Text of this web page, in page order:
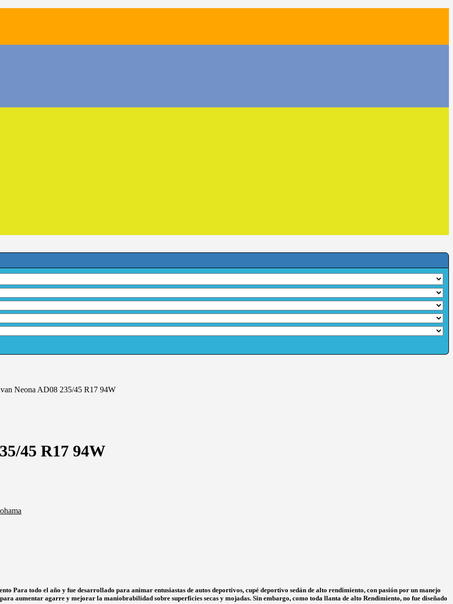
Neona AD08 235/45 R17 94W
45 R17 94W
Para todo el año y fue desarrollado para animar entusiastas de autos deportivos, cupé deportivo sedán de alto rendimiento, con pasión por un manejo
aumentar agarre y mejorar la maniobrabilidad sobre superficies secas y mojadas. Sin embargo, como toda llanta de alto Rendimiento, no fue diseñado